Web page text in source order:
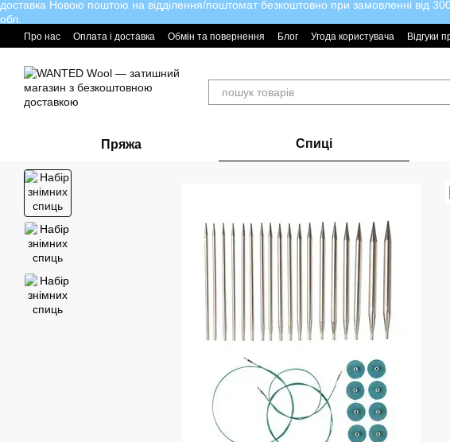
Перейти до основного контенту
доставка Новою поштою на відділення/поштомат безкоштовно при замовленні від
обл.
Про нас Оплата і доставка Обмін та повернення Блог Угода користувача Відгуки
Пряжа Спиці